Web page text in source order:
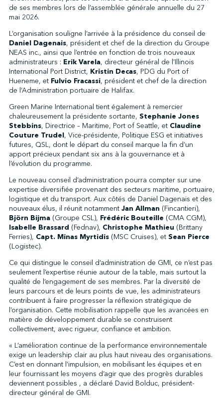
↩︎
de ses membres lors de l’assemblée générale annuelle du 27
mai 2026.
L’organisation souligne l’arrivée à la présidence du conseil de
Daniel Dagenais, président et chef de la direction du Groupe
NEAS inc., ainsi que l’entrée en fonction de trois nouveaux
administrateurs : Erik Varela, directeur général de l’Illinois
International Port District, Kristin Decas, PDG du Port of
Hueneme, et Fulvio Fracassi, président et chef de la direction
de l’Administration portuaire de Halifax.
Green Marine International tient également à remercier
chaleureusement la présidente sortante, Stephanie Jones
Stebbins, Directrice – Maritime, Port of Seattle, et Claudine
Couture Trudel, Vice-présidente, Politique ESG et initiatives
futures, QSL, dont le départ du conseil marque la fin d’un
apport précieux pendant six ans à la gouvernance et à
l’évolution du programme.
Le nouveau conseil d’administration pourra compter sur une
expertise diversifiée provenant des secteurs maritime, portuaire,
logistique et du transport. Aux côtés de Daniel Dagenais et des
nouveaux élus, il réunit notamment Jan Allman (Fincantieri),
Björn Bijma(Groupe CSL), Frédéric Bouteille (CMA CGM),
Isabelle Brassard (Fednav), Christophe Mathieu (Brittany
Ferries), Capt. Minas Myrtidis(MSC Cruises), et Sean Pierce
(Logistec).
Ce qui distingue le conseil d’administration de GMI, ce n’est pas
seulement l’expertise réunie autour de la table, mais surtout la
qualité de l’engagement de ses membres. Par la diversité de
leurs parcours et de leurs points de vue, les administrateurs
contribuent à faire progresser la réflexion stratégique de
l’organisation. Cette mobilisation rappelle que les avancées en
matière de développement durable se construisent
collectivement, avec rigueur, confiance et ambition.
« L’amélioration continue de la performance environnementale
exige un leadership clair au plus haut niveau des organisations.
C’est en donnant l’impulsion, en mobilisant les équipes et en
leur fournissant les moyens d’agir que des progrès durables
deviennent possibles , a déclaré David Bolduc, président-
directeur général de GMI.